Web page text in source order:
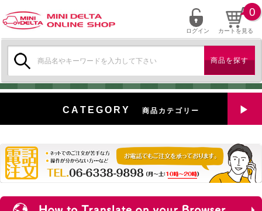
ログイン カートを見る
0
索:
CATEGORY 商品カテゴリー
特選中古車
対象商品